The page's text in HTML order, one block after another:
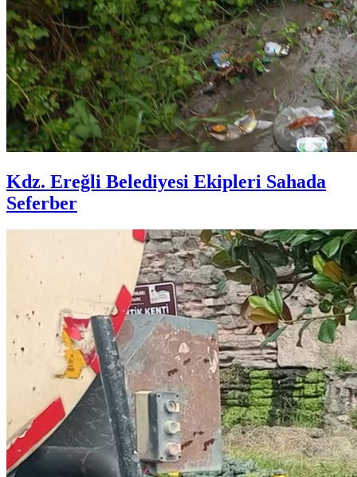
Kdz. Ereğli Belediyesi Ekipleri Sahada
Seferber